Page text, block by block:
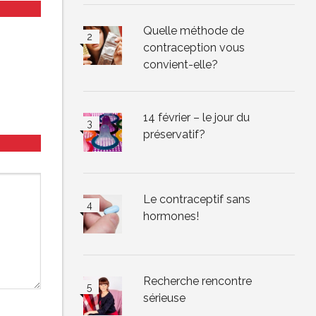
Quelle méthode de
contraception vous
convient-elle?
14 février – le jour du
préservatif?
Le contraceptif sans
hormones!
Recherche rencontre
sérieuse